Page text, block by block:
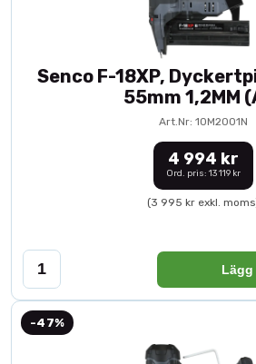
Senco F-18XP,
55mm 1,2MM
Art.Nr: 10M2001N
4 994 kr
Ord. pris: 13 119 kr
(3 995 kr exkl.
-47%